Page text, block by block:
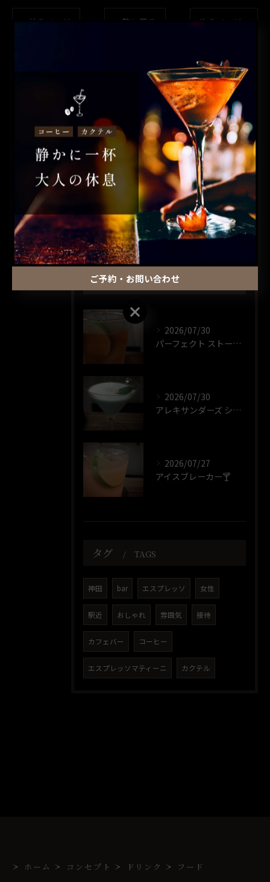
< 前のページ 一覧に戻る 次のページ >
CATEGORIES
全てのカテゴリー
コーヒー
カクテル
昼飲み
一人飲み
最近の投稿 RECENT POSTS
2026/07/30
パーフェクト ストーム🍸️
2026/07/30
アレキサンダーズ シスター🍸️
2026/07/27
アイスブレーカー🍸️
タグ TAGS
神田 bar エスプレッソ 女性
駅近 おしゃれ 雰囲気 接待
カフェバー コーヒー
エスプレッソマティーニ カクテル
ホーム コンセプト ドリンク フード
ご予約・お問い合わせ
ご予約・お問い合わせ